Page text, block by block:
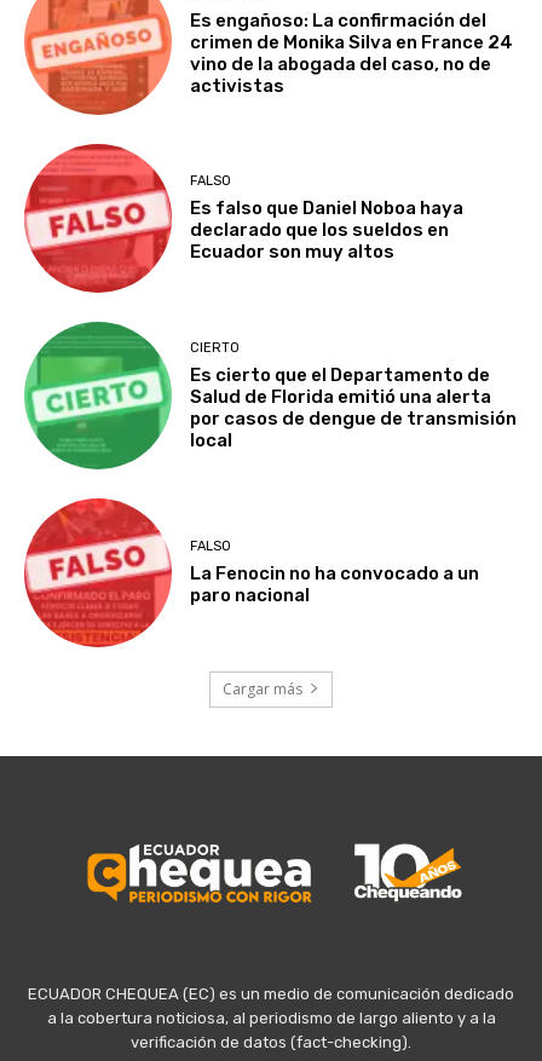
Es engañoso: La confirmación del
crimen de Monika Silva en France 24
vino de la abogada del caso, no de
activistas
FALSO
Es falso que Daniel Noboa haya
declarado que los sueldos en
Ecuador son muy altos
CIERTO
Es cierto que el Departamento de
Salud de Florida emitió una alerta
por casos de dengue de transmisión
local
FALSO
La Fenocin no ha convocado a un
paro nacional
Cargar más
ECUADOR CHEQUEA (EC) es un medio de comunicación dedicado
a la cobertura noticiosa, al periodismo de largo aliento y a la
verificación de datos (fact-checking).